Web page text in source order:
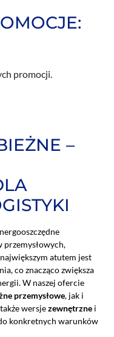
promocji.
–
przemysłowych,
atutem jest
co znacząco zwiększa
W naszej ofercie
przemysłowe, jak i
wersjezewnętrzne i
konkretnych warunków